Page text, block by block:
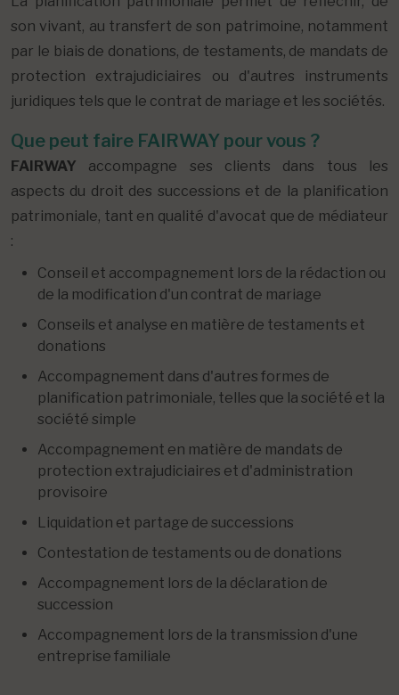
son vivant, au transfert de son patrimoine, notamment
par le biais de donations, de testaments, de mandats de
protection extrajudiciaires ou d'autres instruments
juridiques tels que le contrat de mariage et les sociétés.
Que peut faire FAIRWAY pour vous ?
FAIRWAY accompagne ses clients dans tous les
aspects du droit des successions et de la planification
patrimoniale, tant en qualité d'avocat que de médiateur
:
Conseil et accompagnement lors de la rédaction ou
de la modification d'un contrat de mariage
Conseils et analyse en matière de testaments et
donations
Accompagnement dans d'autres formes de
planification patrimoniale, telles que la société et la
société simple
Accompagnement en matière de mandats de
protection extrajudiciaires et d'administration
provisoire
Liquidation et partage de successions
Contestation de testaments ou de donations
Accompagnement lors de la déclaration de
succession
Accompagnement lors de la transmission d'une
entreprise familiale